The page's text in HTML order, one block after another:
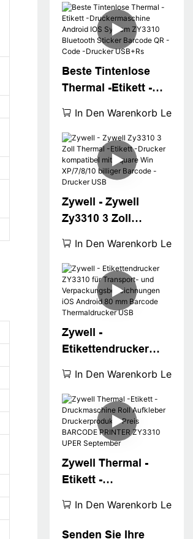
Thermaldrucker POS
80 mm 3 "Thermo -
Etikettdrucker
USB+WiFi
Beste Tintenlose
Thermal -Etikett -
Android IOS System
ZY3310 Bluetooth
Sticker Barcode QR
-Code -Drucker
USB+Rs
In Den Warenkorb Legen
Zywell - Zywell
Zy3310 3 Zoll
Drucker kompatibel
mit Square Win
XP/7/8/10 billiger
Barcode -Drucker
USB
In Den Warenkorb Legen
Zywell -
Etikettendrucker
Transport- und
Verpackungsbezeich
nungen iOS Android
80 mm Barcode
Thermaldrucker USB
In Den Warenkorb Legen
Zywell Thermal -
Etikett -
Aufkleber
Druckerprodukte
In Den Warenkorb Legen
Senden Sie Ihre